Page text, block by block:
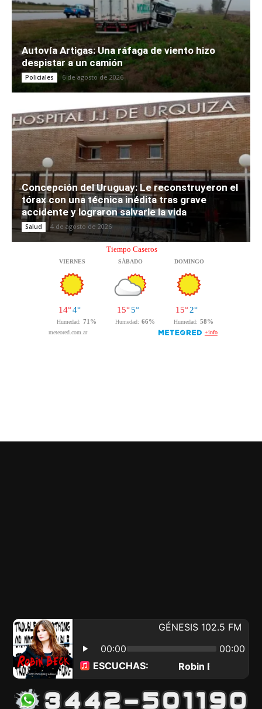
Autovía Artigas: Una ráfaga de viento hizo
despistar a un camión
Policiales 6 de agosto de 2026
Concepción del Uruguay: Le reconstruyeron el
tórax con una técnica inédita tras grave
accidente y lograron salvarle la vida
Salud 4 de agosto de 2026